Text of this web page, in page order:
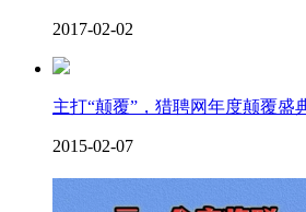
2017-02-02
主打“颠覆”，猎聘网年度颠覆盛
2015-02-07